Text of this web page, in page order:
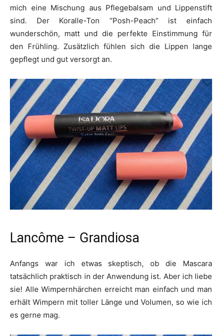
mich eine Mischung aus Pflegebalsam und Lippenstift
sind. Der Koralle-Ton “Posh-Peach” ist einfach
wunderschön, matt und die perfekte Einstimmung für
den Frühling. Zusätzlich fühlen sich die Lippen lange
gepflegt und gut versorgt an.
Lancôme – Grandiosa
Anfangs war ich etwas skeptisch, ob die Mascara
tatsächlich praktisch in der Anwendung ist. Aber ich liebe
sie! Alle Wimpernhärchen erreicht man einfach und man
erhält Wimpern mit toller Länge und Volumen, so wie ich
es gerne mag.